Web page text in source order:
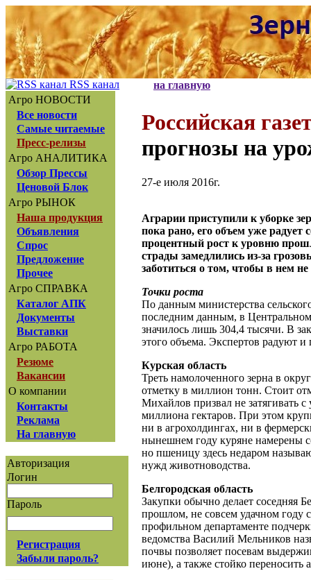
RSS канал
Агро НОВОСТИ
Все новости
Самые читаемые
Пресс-релизы
Агро АНАЛИТИКА
Обзор Прессы
Ценовой Блок
Агро РЫНОК
Наша продукция
Объявления
Спрос
Предложение
Прочее
Агро СПРАВКА
Каталог АПК
Документы
Выставки
Агро РАБОТА
Резюме
Вакансии
О компании
Контакты
Реклама
На главную
Авторизация
Логин
Пароль
Регистрация
Забыли пароль?
на главную
Российская
прогнозы на
27-е июля 2016г.
Аграрии приступили к уборке
пока рано, его объем уже радует
процентный рост к уровню
страды замедлились из-за
заботиться о том, чтобы в нем
Точки роста
По данным министерства
последним данным, в
значилось лишь 304,4 тысячи. В
этого объема. Экспертов радуют
Курская область
Треть намолоченного зерна в
отметку в миллион тонн. Стоит
Михайлов призвал не затягивать
миллиона гектаров. При этом
ни в агрохолдингах, ни в
нынешнем году куряне намерены
но пшеницу здесь недаром
нужд животноводства.
Белгородская область
Закупки обычно делает соседняя
прошлом, не совсем удачном году
профильном департаменте
ведомства Василий Мельников
почвы позволяет посевам
июне), а также стойко